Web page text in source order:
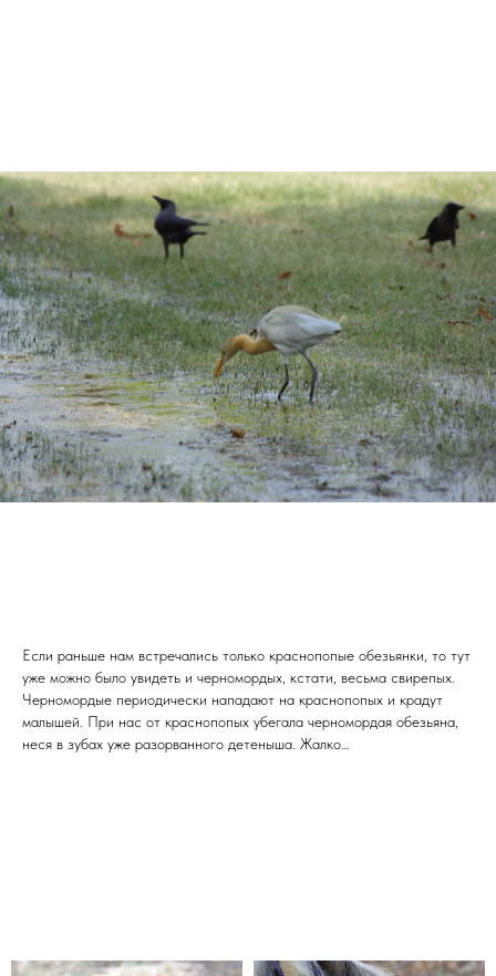
Если раньше нам встречались только краснопопые обезьянки, то тут
уже можно было увидеть и черномордых, кстати, весьма свирепых.
Черномордые периодически нападают на краснопопых и крадут
малышей. При нас от краснопопых убегала черномордая обезьяна,
неся в зубах уже разорванного детеныша. Жалко…